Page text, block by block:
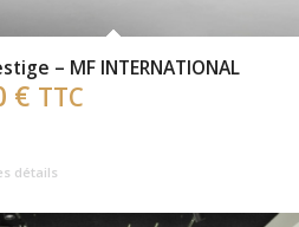
– MF INTERNATIONAL
€ TTC
détails